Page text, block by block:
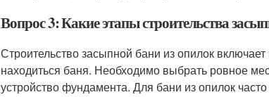
Вопрос 3: Какие этапы строительства
Строительство засыпной бани из опилок
находиться баня. Необходимо выбрать ровное
устройство фундамента. Для бани из опилок